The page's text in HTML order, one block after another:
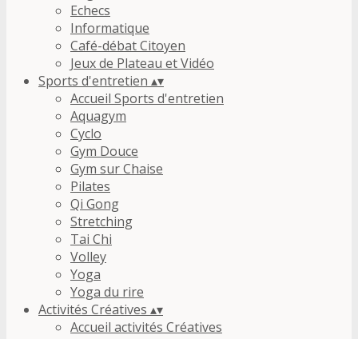
Echecs
Informatique
Café-débat Citoyen
Jeux de Plateau et Vidéo
Sports d'entretien ▴▾
Accueil Sports d'entretien
Aquagym
Cyclo
Gym Douce
Gym sur Chaise
Pilates
Qi Gong
Stretching
Tai Chi
Volley
Yoga
Yoga du rire
Activités Créatives ▴▾
Accueil activités Créatives